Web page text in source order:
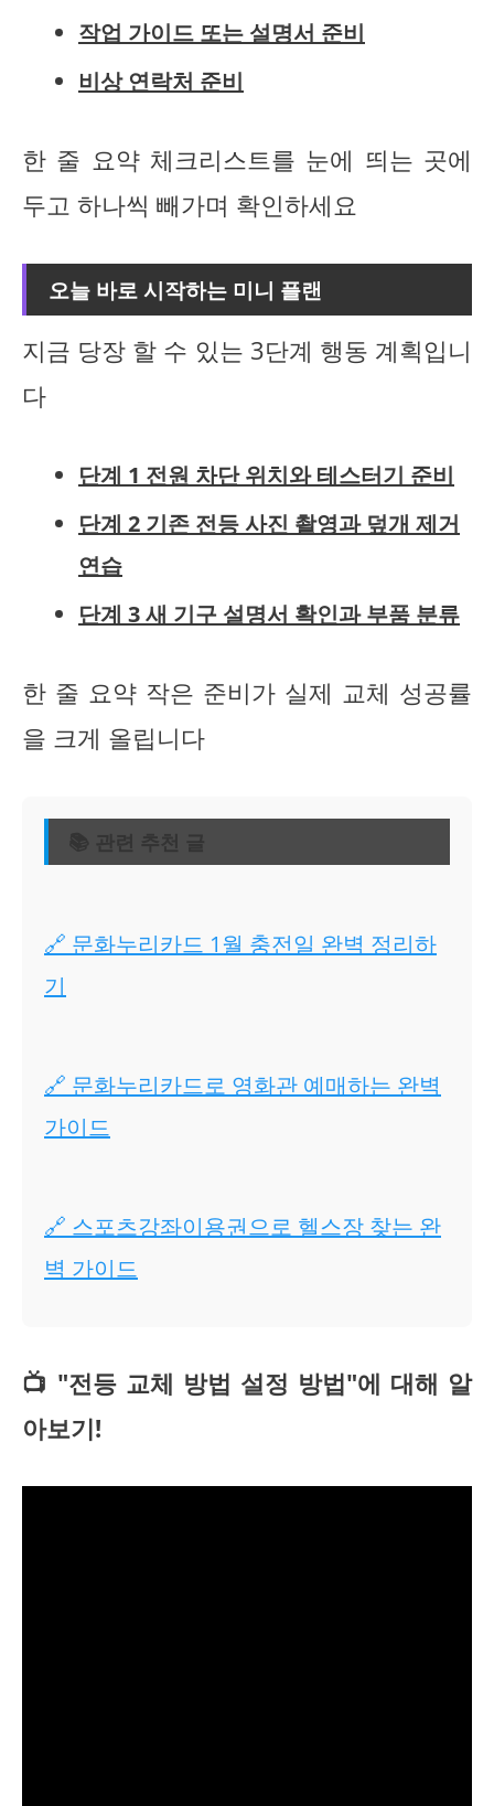
작업 가이드 또는 설명서 준비
비상 연락처 준비
한 줄 요약 체크리스트를 눈에 띄는 곳에
두고 하나씩 빼가며 확인하세요
오늘 바로 시작하는 미니 플랜
지금 당장 할 수 있는 3단계 행동 계획입니
다
단계 1 전원 차단 위치와 테스터기 준비
단계 2 기존 전등 사진 촬영과 덮개 제거
연습
단계 3 새 기구 설명서 확인과 부품 분류
한 줄 요약 작은 준비가 실제 교체 성공률
을 크게 올립니다
📚 관련 추천 글
🔗 문화누리카드 1월 충전일 완벽 정리하
기
🔗 문화누리카드로 영화관 예매하는 완벽
가이드
🔗 스포츠강좌이용권으로 헬스장 찾는 완
벽 가이드
📺 "전등 교체 방법 설정 방법"에 대해 알
아보기!